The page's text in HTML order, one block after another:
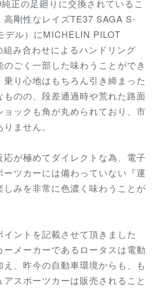
正の足廻りに交換されているこ
高剛性なレイズTE37 SAGA S-
デル）にMICHELIN PILOT
み合わせによるハンドリング
ごく一部した味わうことができ
り心地はもちろん引き締まった
ものの、段差通過時や荒れた路面
ックも角が丸められており、市
ません。
応が極めてダイレクトな為、電子
ツカーには備わっていない『運
みを非常に色濃く味わうことが
ントを記載させて頂きました
メーカーであるロータスは電動
、昨今の自動車環境からも、も
スポーツカーは販売されること